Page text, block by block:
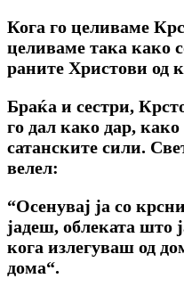
Кога го целиваме
целиваме така како
раните Христови од
Браќа и сестри,
го дал како дар,
сатанските сили.
велел:
“Осенувај ја co
јадеш, облеката што
кога излегуваш од
дома“.